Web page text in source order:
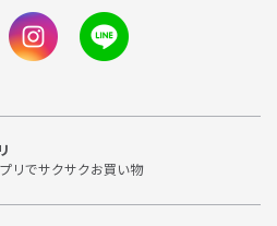
リでサクサクお買い物